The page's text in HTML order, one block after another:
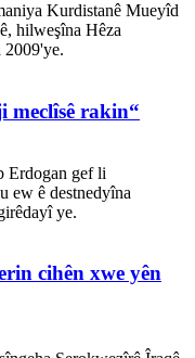
Kurdistanê Mueyîd
hilweşîna Hêza
2009'ye.
meclîsê rakin“
Erdogan gef li
ew ê destnedyîna
ye.
cihên xwe yên